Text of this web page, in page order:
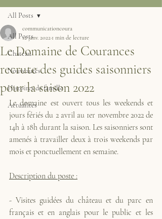
All Posts
Château
Nouveautés
Histoires de famille
Actualités
All Posts
Le Domaine de Courances
recrute des guides saisonniers
pour la saison 2022
communicationcoura
12 janv. 2022 1 min de lecture
Le domaine est ouvert tous les weekends et
jours fériés du 2 avril au 1er novembre 2022 de
14h à 18h durant la saison. Les saisonniers sont
amenés à travailler deux à trois weekends par
mois et ponctuellement en semaine.
Description du poste :
- Visites guidées du château et du parc en
français et en anglais pour le public et les